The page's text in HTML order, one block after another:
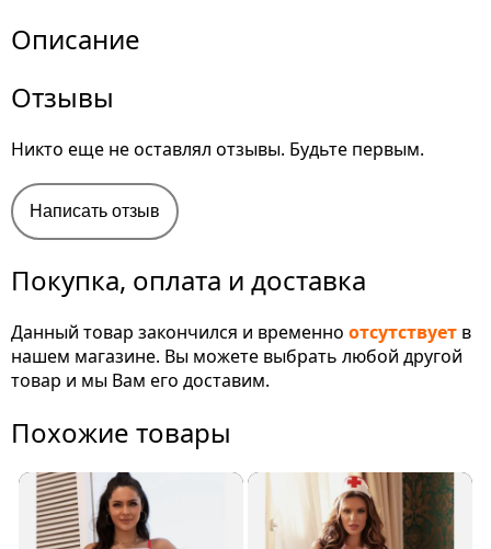
Описание
Отзывы
Никто еще не оставлял отзывы. Будьте первым.
Написать отзыв
Покупка, оплата и доставка
Данный товар закончился и временно отсутствует в
нашем магазине. Вы можете выбрать любой другой
товар и мы Вам его доставим.
Похожие товары